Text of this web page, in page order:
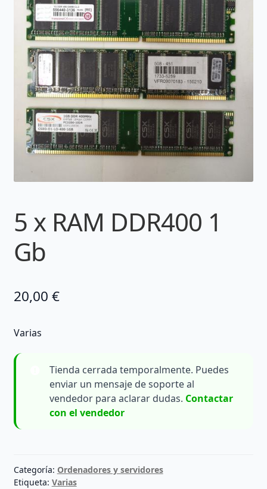
5 x RAM DDR400 1
Gb
20,00 €
Varias
Tienda cerrada temporalmente. Puedes
enviar un mensaje de soporte al
vendedor para aclarar dudas. Contactar
con el vendedor
Categoría: Ordenadores y servidores
Etiqueta: Varias